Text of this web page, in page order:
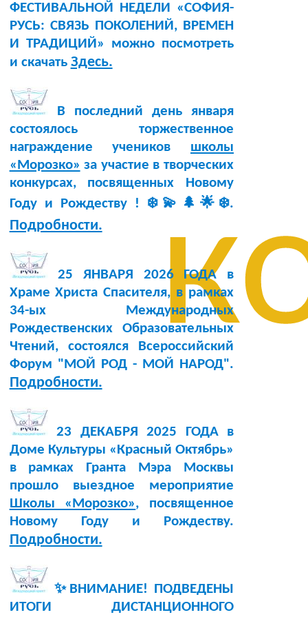
ФЕСТИВАЛЬНОЙ НЕДЕЛИ «СОФИЯ-
РУСЬ: СВЯЗЬ ПОКОЛЕНИЙ, ВРЕМЕН
И ТРАДИЦИЙ» можно посмотреть
и скачать Здесь.
В последний день января
состоялось торжественное
награждение учеников школы
«Морозко» за участие в творческих
конкурсах, посвященных Новому
Году и Рождеству ! ❄️💫🌲🌟❄️.
Подробности.
25 ЯНВАРЯ 2026 ГОДА в
Храме Христа Спасителя, в рамках
34-ых Международных
Рождественских Образовательных
Чтений, состоялся Всероссийский
Форум "МОЙ РОД - МОЙ НАРОД".
Подробности.
23 ДЕКАБРЯ 2025 ГОДА в
Доме Культуры «Красный Октябрь»
в рамках Гранта Мэра Москвы
прошло выездное мероприятие
Школы «Морозко», посвященное
Новому Году и Рождеству.
Подробности.
✨ВНИМАНИЕ! ПОДВЕДЕНЫ
ИТОГИ ДИСТАНЦИОННОГО